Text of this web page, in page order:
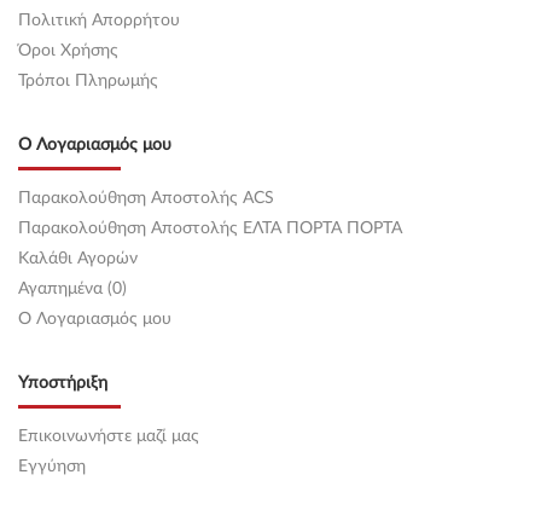
Πολιτική Απορρήτου
Όροι Χρήσης
Τρόποι Πληρωμής
Ο Λογαριασμός μου
Παρακολούθηση Αποστολής ACS
Παρακολούθηση Αποστολής ΕΛΤΑ ΠΟΡΤΑ ΠΟΡΤΑ
Καλάθι Αγορών
Αγαπημένα (0)
O Λογαριασμός μου
Υποστήριξη
Επικοινωνήστε μαζί μας
Εγγύηση